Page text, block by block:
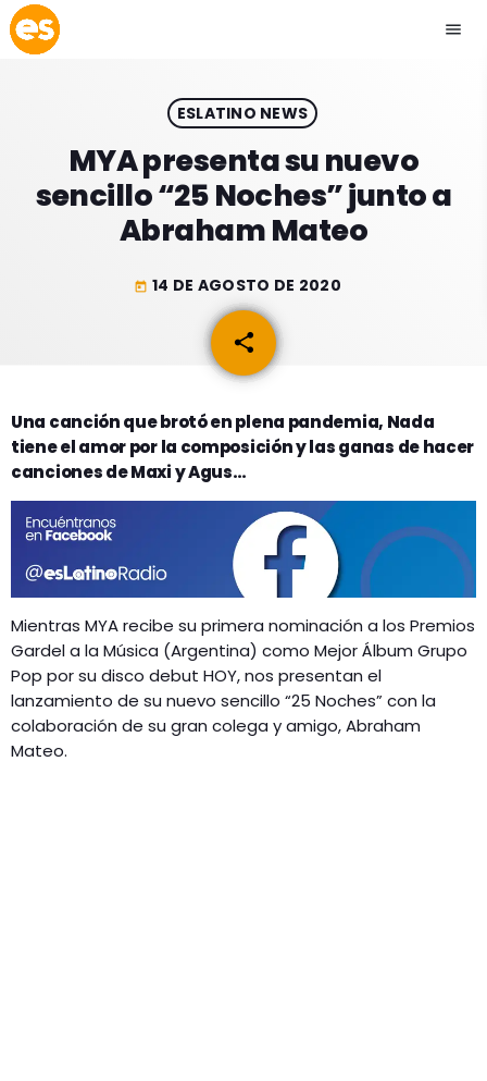
menu
EMISIÓN LA PAZ
play_arrow EMISIÓN COCHABAMBA
ACTUALIDAD
ESPECTÁCULOS
MÚSICA
ENTRETENIMIENTO
PROGRAMACIÓN
RADIO SPLENDID
ESLATINO NEWS
MYA presenta su nuevo
sencillo “25 Noches” junto a
Abraham Mateo
today 14 DE AGOSTO DE 2020
share
email
Una canción que brotó en plena pandemia, Nada
tiene el amor por la composición y las ganas de hacer
canciones de Maxi y Agus…
Mientras MYA recibe su primera nominación a los Premios
Gardel a la Música (Argentina) como Mejor Álbum Grupo
Pop por su disco debut HOY, nos presentan el
lanzamiento de su nuevo sencillo “25 Noches” con la
colaboración de su gran colega y amigo, Abraham
Mateo.